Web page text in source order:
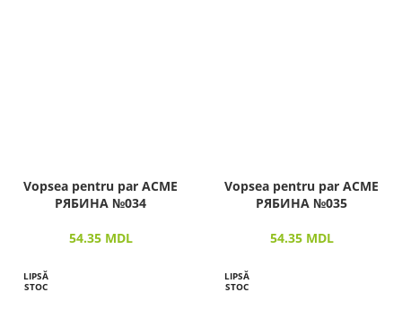
Vopsea pentru par ACME
РЯБИНА №034
54.35 MDL
Vopsea pentru par ACME
РЯБИНА №035
54.35 MDL
LIPSĂ
STOC
LIPSĂ
STOC